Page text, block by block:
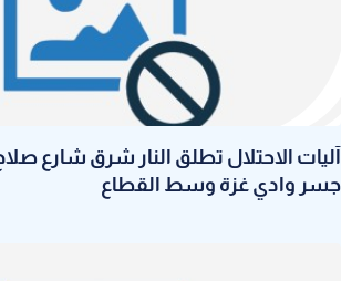
آليات الاحتلال تطلق النار شرق شارع
جسر وادي غزة وسط القطاع